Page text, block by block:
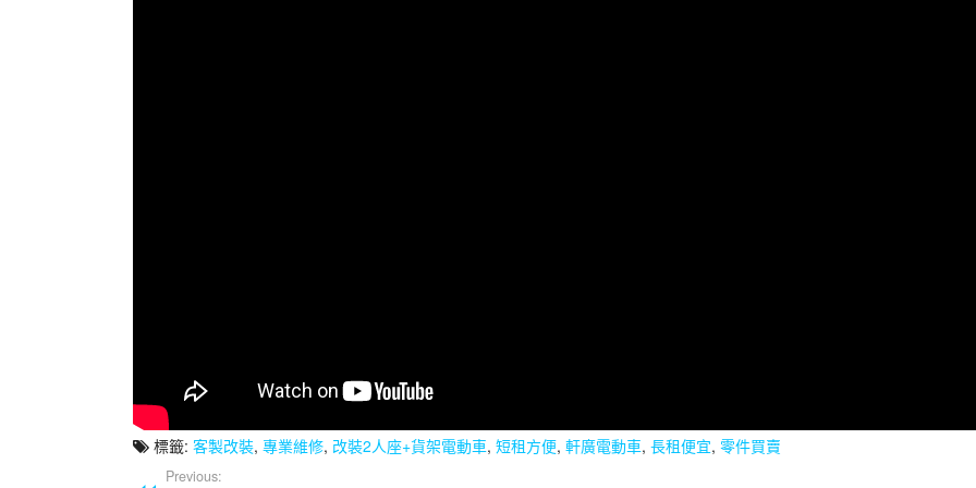
標籤: 客製改裝, 專業維修, 改裝2人座+貨架電動車, 短租方便, 軒廣電動車, 長租便宜, 零件買賣
Previous: